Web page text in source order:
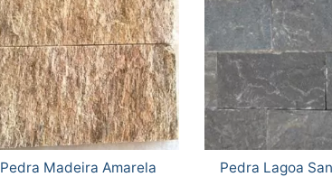
Pedra Madeira Amarela Pedra Lagoa